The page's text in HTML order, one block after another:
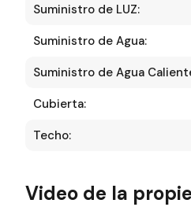
Suministro de LUZ:
Suministro de Agua:
Suministro de Agua
Cubierta:
Techo:
Video de la